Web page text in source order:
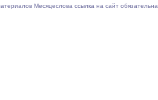
Месяцеслова ссылка на сайт обязательна.